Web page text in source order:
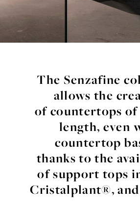
The Senzafine
allows the
ofcountertops
length, even
countertop
thanks to the
of support tops
Cristalplant®, and